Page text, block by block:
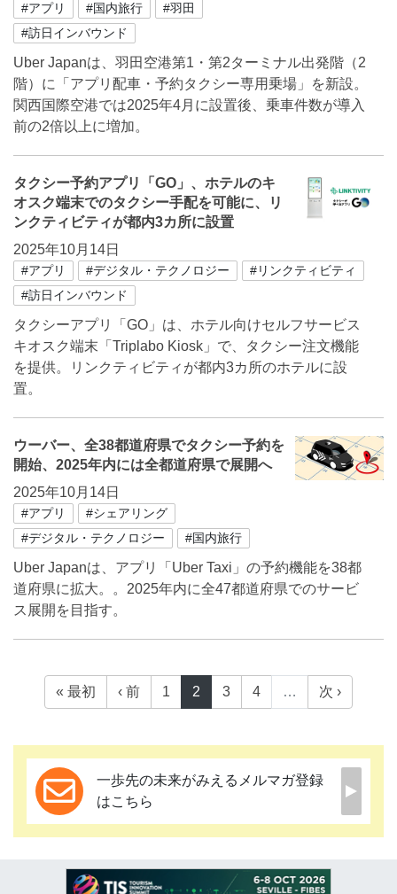
#アプリ #国内旅行
#羽田
#訪日インバウンド
Uber Japanは、羽田空港第1・第2ターミナル出発階（2
階）に「アプリ配車・予約タクシー専用乗場」を新設。
関西国際空港では2025年4月に設置後、乗車件数が導入
前の2倍以上に増加。
タクシー予約アプリ「GO」、ホテルのキ
オスク端末でのタクシー手配を可能に、リ
ンクティビティが都内3カ所に設置
2025年10月14日
#アプリ #デジタル・テクノロジー
#リンクティビティ
#訪日インバウンド
タクシーアプリ「GO」は、ホテル向けセルフサービス
キオスク端末「Triplabo Kiosk」で、タクシー注文機能
を提供。リンクティビティが都内3カ所のホテルに設
置。
ウーバー、全38都道府県でタクシー予約を
開始、2025年内には全都道府県で展開へ
2025年10月14日
#アプリ
#シェアリング
#デジタル・テクノロジー
#国内旅行
Uber Japanは、アプリ「Uber Taxi」の予約機能を38都
道府県に拡大。。2025年内に全47都道府県でのサービ
ス展開を目指す。
« 最初 ‹ 前 1 2 3 4 … 次 ›
一歩先の未来がみえるメルマガ登録
はこちら